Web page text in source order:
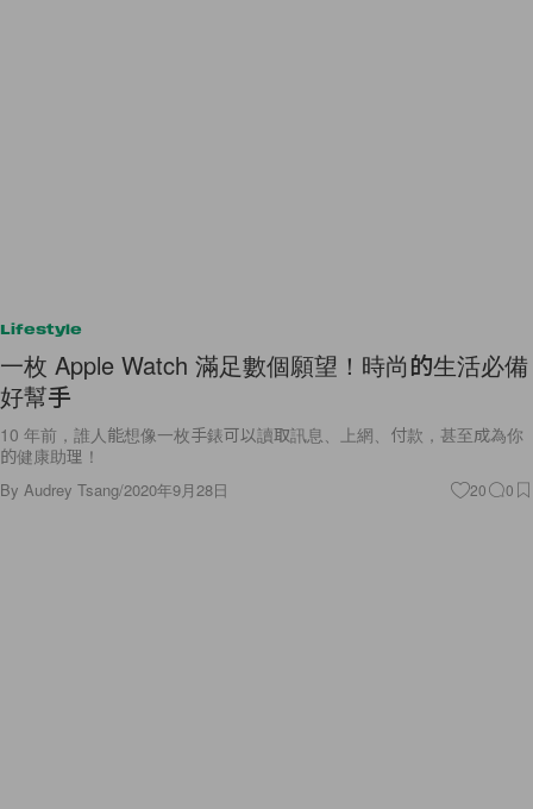
Lifestyle
一枚 Apple Watch 滿足數個願望！時尚的生活必備
好幫手
10 年前，誰人能想像一枚手錶可以讀取訊息、上網、付款，甚至成為你
的健康助理！
By Audrey Tsang/2020年9月28日 20 0